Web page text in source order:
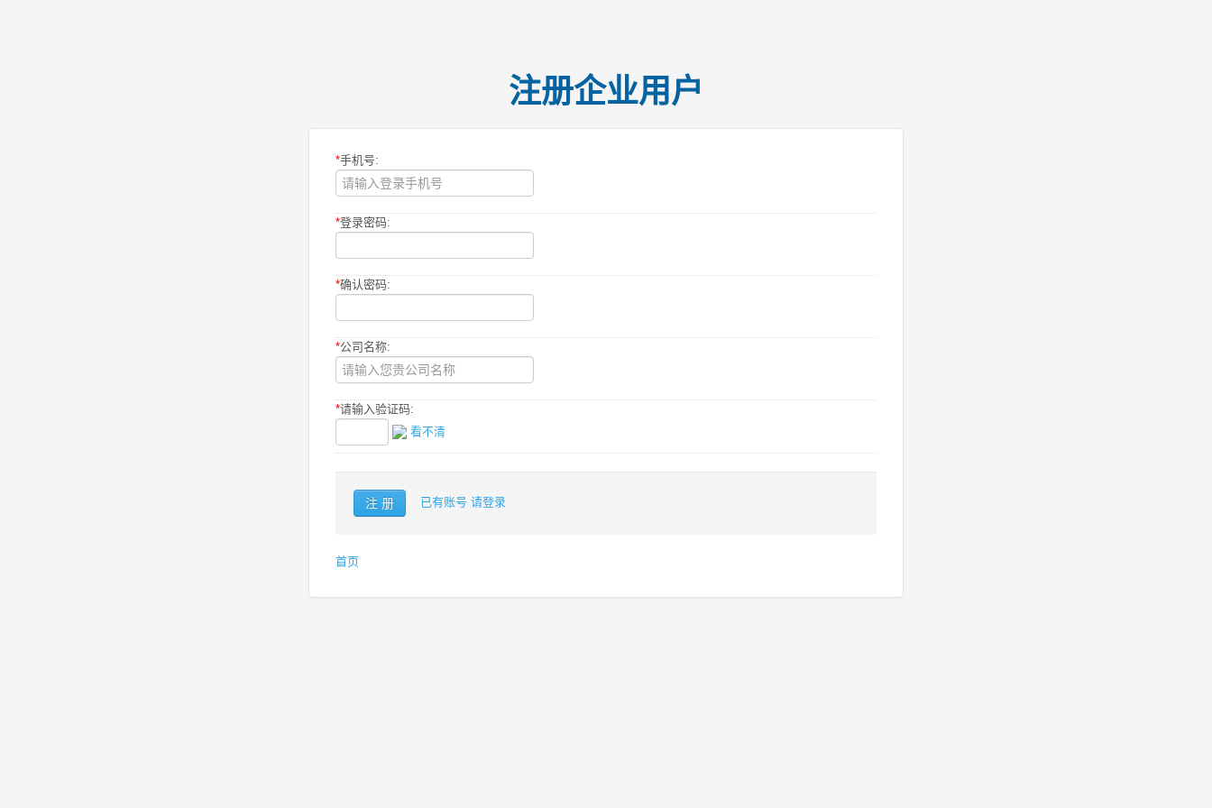
注册企业用户
*手机号:
*登录密码:
*确认密码:
*公司名称:
*请输入验证码:
看不清
已有账号 请登录
首页